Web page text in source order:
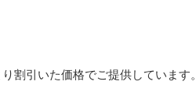
割引いた価格でご提供しています。